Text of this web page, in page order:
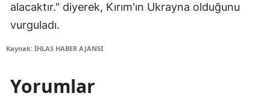
alacaktır." diyerek, Kırım'ın Ukrayna olduğunu
vurguladı.
Kaynak: İHLAS HABER AJANSI
Yorumlar